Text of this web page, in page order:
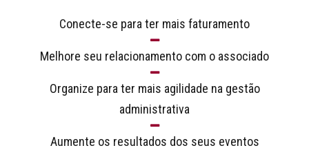
Conecte-se para ter mais faturamento
Melhore seu relacionamento com o associado
Organize para ter mais agilidade na gestão
administrativa
Aumente os resultados dos seus eventos